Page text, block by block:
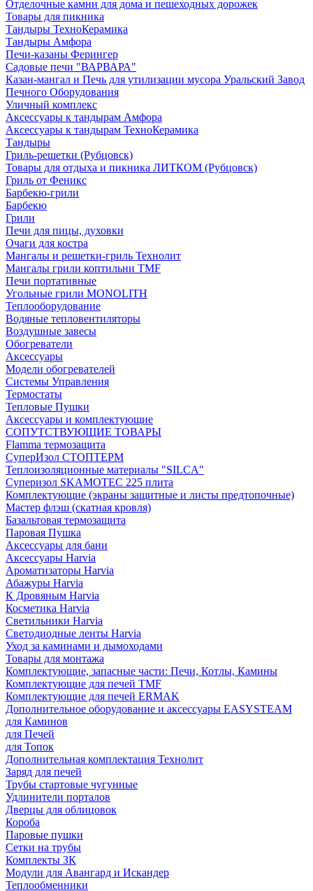
Отделочные камни для дома и пешеходных дорожек
Товары для пикника
Тандыры ТехноКерамика
Тандыры Амфора
Печи-казаны Ферингер
Садовые печи "ВАРВАРА"
Казан-мангал и Печь для утилизации мусора Уральский Завод
Печного Оборудования
Уличный комплекс
Аксессуары к тандырам Амфора
Аксессуары к тандырам ТехноКерамика
Тандыры
Гриль-решетки (Рубцовск)
Товары для отдыха и пикника ЛИТКОМ (Рубцовск)
Гриль от Феникс
Барбекю-грили
Барбекю
Грили
Печи для пицы, духовки
Очаги для костра
Мангалы и решетки-гриль Технолит
Мангалы грили коптильни TMF
Печи портативные
Угольные грили MONOLITH
Теплооборудование
Водяные тепловентиляторы
Воздушные завесы
Обогреватели
Аксессуары
Модели обогревателей
Системы Управления
Термостаты
Тепловые Пушки
Аксессуары и комплектующие
СОПУТСТВУЮЩИЕ ТОВАРЫ
Flamma термозащита
СуперИзол СТОПТЕРМ
Теплоизоляционные материалы "SILCA"
Суперизол SKAMOTEC 225 плита
Комплектующие (экраны защитные и листы предтопочные)
Мастер флэш (скатная кровля)
Базальтовая термозащита
Паровая Пушка
Аксессуары для бани
Аксессуары Harvia
Ароматизаторы Harvia
Абажуры Harvia
К Дровяным Harvia
Косметика Harvia
Светильники Harvia
Светодиодные ленты Harvia
Уход за каминами и дымоходами
Товары для монтажа
Комплектующие, запасные части: Печи, Котлы, Камины
Комплектующие для печей TMF
Комплектующие для печей ERMAK
Дополнительное оборудование и аксессуары EASYSTEAM
для Каминов
для Печей
для Топок
Дополнительная комплектация Технолит
Заряд для печей
Трубы стартовые чугунные
Удлинители порталов
Дверцы для облицовок
Короба
Паровые пушки
Сетки на трубы
Комплекты ЗК
Модули для Авангард и Искандер
Теплообменники